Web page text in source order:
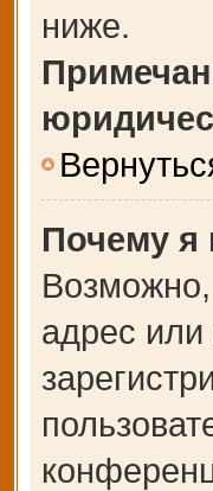
ниже.
Почему я
адрес